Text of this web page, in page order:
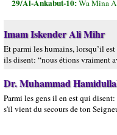
29/Al-Ankabut-10:Wa Mina
Imam Iskender Ali Mihr
Et parmi les humains, lorsqu’il
ils disent: “nous étions vraiment
Dr. Muhammad
Parmi les gens il en est qui
s'il vient du secours de ton